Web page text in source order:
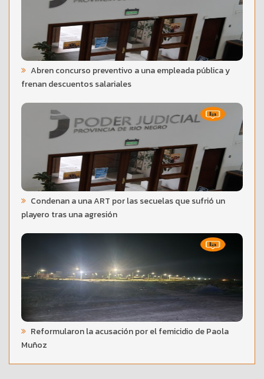
Abren concurso preventivo a una empleada pública y
frenan descuentos salariales
Condenan a una ART por las secuelas que sufrió un
playero tras una agresión
Reformularon la acusación por el femicidio de Paola
Muñoz